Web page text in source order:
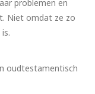
problemen en
Niet omdat ze zo
oudtestamentisch